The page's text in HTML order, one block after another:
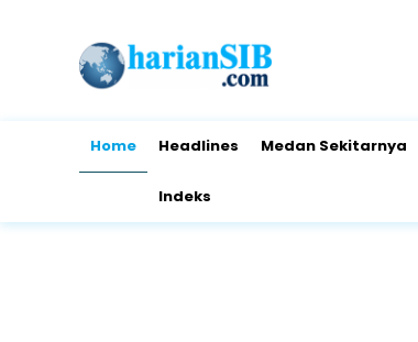
Home Headlines Medan Sekitarnya
Indeks